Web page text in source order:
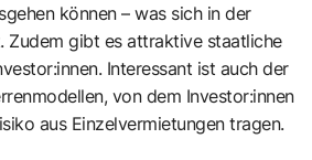
können – was sich in der
Zudem gibt es attraktive staatliche
Interessant ist auch der
von dem Investor:innen
aus Einzelvermietungen tragen.